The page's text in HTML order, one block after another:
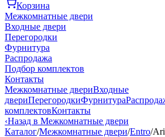
Корзина
Межкомнатные двери
Входные двери
Перегородки
Фурнитура
Распродажа
Подбор комплектов
Контакты
Межкомнатные двериВходные
двериПерегородкиФурнитура
комплектовКонтакты
‹Назад в Межкомнатные двери
Каталог/Межкомнатные двери/Entro/